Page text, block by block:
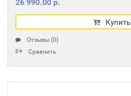
26 990.00 р.
Купить
Отзывы (0)
Сравнить